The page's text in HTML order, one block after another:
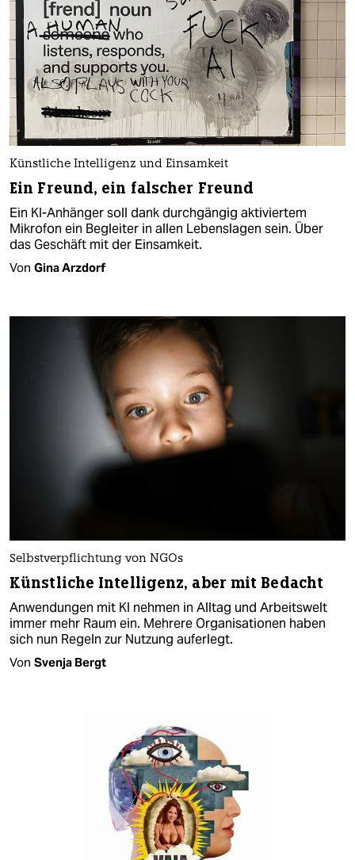
Künstliche Intelligenz und Einsamkeit
Ein Freund, ein falscher Freund
Ein KI-Anhänger soll dank durchgängig aktiviertem
Mikrofon ein Begleiter in allen Lebenslagen sein. Über
das Geschäft mit der Einsamkeit.
Von Gina Arzdorf
Selbstverpflichtung von NGOs
Künstliche Intelligenz, aber mit Bedacht
Anwendungen mit KI nehmen in Alltag und Arbeitswelt
immer mehr Raum ein. Mehrere Organisationen haben
sich nun Regeln zur Nutzung auferlegt.
Von Svenja Bergt